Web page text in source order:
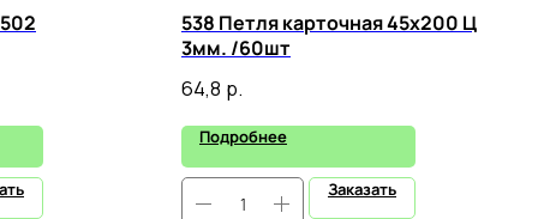
538 Петля карточная 45х200 Ц
3мм. /60шт
64,8 р.
Подробнее
Заказать